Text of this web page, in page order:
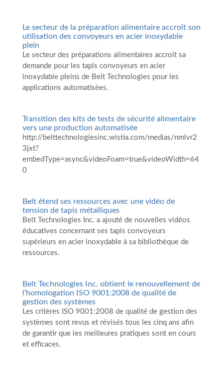
Le secteur de la préparation alimentaire accroît son
utilisation des convoyeurs en acier inoxydable
plein
Le secteur des préparations alimentaires accroît sa
demande pour les tapis convoyeurs en acier
inoxydable pleins de Belt Technologies pour les
applications automatisées.
Transition des kits de tests de sécurité alimentaire
vers une production automatisée
http://belttechnologiesinc.wistia.com/medias/nmlvr2
3jxt?
embedType=async&videoFoam=true&videoWidth=64
0
Belt étend ses ressources avec une vidéo de
tension de tapis métalliques
Belt Technologies Inc. a ajouté de nouvelles vidéos
éducatives concernant ses tapis convoyeurs
supérieurs en acier inoxydable à sa bibliothèque de
ressources.
Belt Technologies Inc. obtient le renouvellement de
l’homologation ISO 9001:2008 de qualité de
gestion des systèmes
Les critères ISO 9001:2008 de qualité de gestion des
systèmes sont revus et révisés tous les cinq ans afin
de garantir que les meilleures pratiques sont en cours
et efficaces.